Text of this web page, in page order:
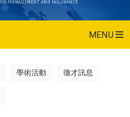
MENU
學術活動 徵才訊息